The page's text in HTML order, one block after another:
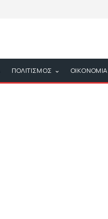
ΠΟΛΙΤΙΣΜΟΣ ΟΙΚΟΝΟΜΙΑ